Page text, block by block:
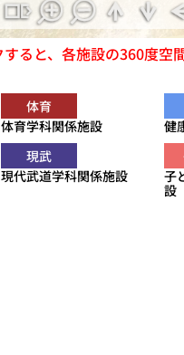
ると、各施設の360度空
体育
体育学科関係施設
健
現武
現代武道学科関係施設
子
設